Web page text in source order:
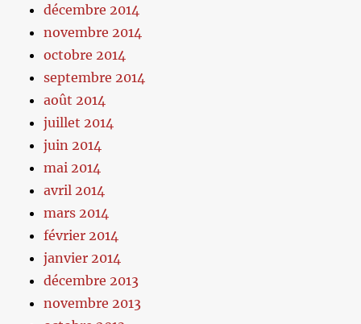
décembre 2014
novembre 2014
octobre 2014
septembre 2014
août 2014
juillet 2014
juin 2014
mai 2014
avril 2014
mars 2014
février 2014
janvier 2014
décembre 2013
novembre 2013